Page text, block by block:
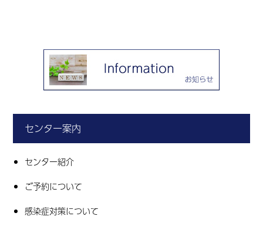
センター案内
センター紹介
ご予約について
感染症対策について